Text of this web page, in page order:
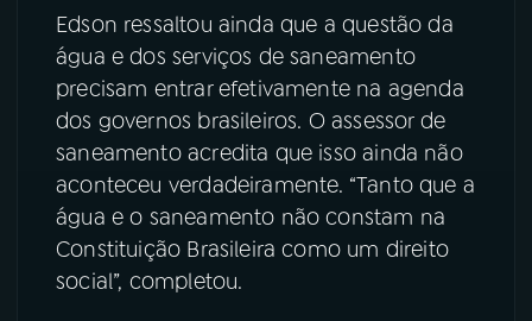
Edson ressaltou ainda que a questão da
água e dos serviços de saneamento
precisam entrar efetivamente na agenda
dos governos brasileiros. O assessor de
saneamento acredita que isso ainda não
aconteceu verdadeiramente. “Tanto que a
água e o saneamento não constam na
Constituição Brasileira como um direito
social”, completou.